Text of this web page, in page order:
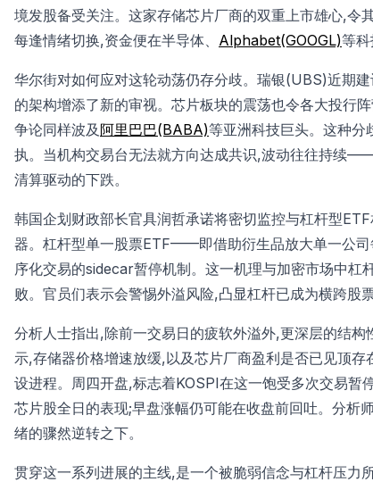
境发股备受关注。这家存储芯片厂商的双重上市雄心,
每逢情绪切换,资金便在半导体、 Alphabet(GOOGL)等科
华尔街对如何应对这轮动荡仍存分歧。瑞银(UBS)近期
的架构增添了新的审视。芯片板块的震荡也令各大投行
争论同样波及 阿里巴巴(BABA)等亚洲科技巨头。这种分
执。当机构交易台无法就方向达成共识,波动往往持续
清算驱动的下跌。
韩国企划财政部长官具润哲承诺将密切监控与杠杆型
器。杠杆型单一股票ETF——即借助衍生品放大单一公
序化交易的sidecar暂停机制。这一机理与加密市场中
败。官员们表示会警惕外溢风险,凸显杠杆已成为横跨股
分析人士指出,除前一交易日的疲软外溢外,更深层的结
示,存储器价格增速放缓,以及芯片厂商盈利是否已见顶
设进程。周四开盘,标志着KOSPI在这一饱受多次交易
芯片股全日的表现;早盘涨幅仍可能在收盘前回吐。分析
绪的骤然逆转之下。
贯穿这一系列进展的主线,是一个被脆弱信念与杠杆压力